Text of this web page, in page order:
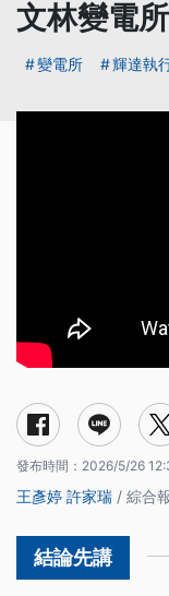
文林變電
變電所 輝達執
發布時間： 2026/5/26
王彥婷 許家瑞 / 綜合